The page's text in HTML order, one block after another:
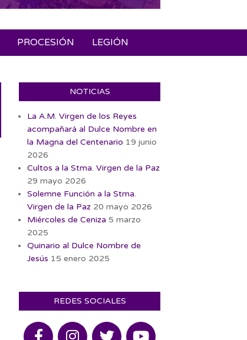
PROCESIÓN LEGIÓN
NOTICIAS
La A.M. Virgen de los Reyes
acompañará al Dulce Nombre en
la Magna del Centenario 19 junio
2026
Cultos a la Stma. Virgen de la Paz
29 mayo 2026
Solemne Función a la Stma.
Virgen de la Paz 20 mayo 2026
Miércoles de Ceniza 5 marzo
2025
Quinario al Dulce Nombre de
Jesús 15 enero 2025
REDES SOCIALES